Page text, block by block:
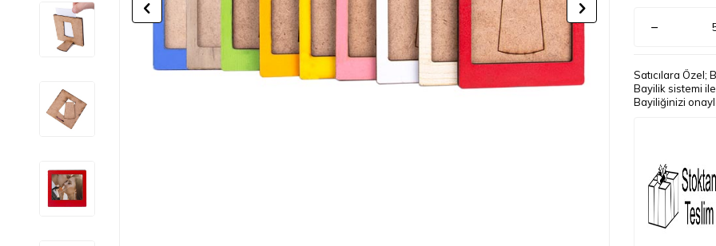
Satıcılara
Bayilik sistemi
Bayiliğinizi